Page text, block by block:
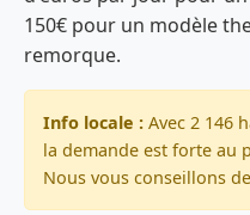
150€ pour un modèle
remorque.
Info locale : Avec 2 146
la demande est forte au
Nous vous conseillons